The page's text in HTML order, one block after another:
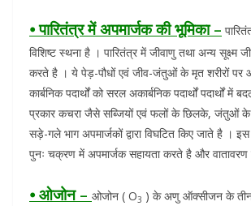
⦁ पारितंत्र में अपमार्जक की भूमिका –
विशिष्ट स्थना है । पारितंत्र में जीवाणु तथा अन्य सूक्ष्म
करते है । ये पेड़-पौधों एवं जीव-जंतुओं के मृत शरीरों
कार्बनिक पदार्थों को सरल अकार्बनिक पदार्थों पदार्थों में
प्रकार कचरा जैसे सब्जियों एवं फलों के छिलके, जंतुओं के
सड़े-गले भाग अपमार्जकों द्वारा विघटित किए जाते है । इस
पुनः चक्रण में अपमार्जक सहायता करते है और
⦁ ओजोन – ओजोन ( O3 ) के अणु ऑक्सीजन के तीन